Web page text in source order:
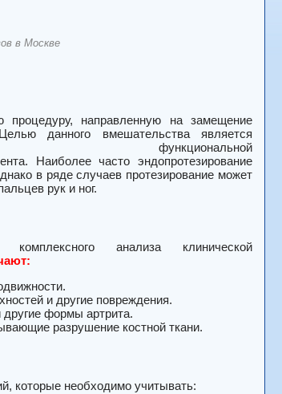
в Москве
процедуру, направленную на замещение
данного вмешательства является
Наиболее часто эндопротезирование
в ряде случаев протезирование может
рук и ног.
анализа клинической
и другие повреждения.
другие формы артрита.
разрушение костной ткани.
которые необходимо учитывать: